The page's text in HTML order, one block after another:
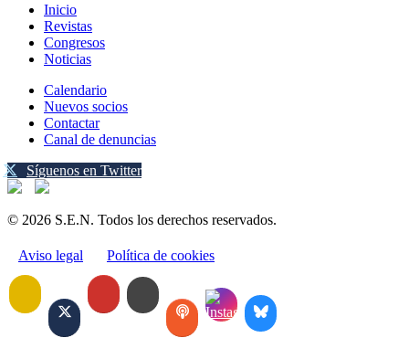
Inicio
Revistas
Congresos
Noticias
Calendario
Nuevos socios
Contactar
Canal de denuncias
Síguenos en Twitter
© 2026 S.E.N. Todos los derechos reservados.
Aviso legal Política de cookies